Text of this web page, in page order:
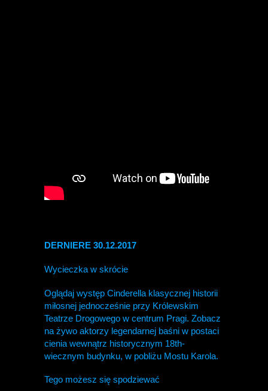
DERNIERE 30.12.2017
Wycieczka w skrócie
Oglądaj występ Cinderella klasycznej historii
miłosnej jednocześnie przy Królewskim
Teatrze Drogowego w centrum Pragi. Zobacz
na żywo aktorzy legendarnej baśni w postaci
cienia wewnątrz historycznym 18th-
wiecznym budynku, w pobliżu Mostu Karola.
Tego możesz się spodziewać